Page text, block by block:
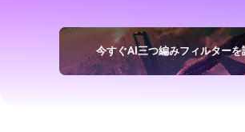
今すぐAI三つ編みフィルターを